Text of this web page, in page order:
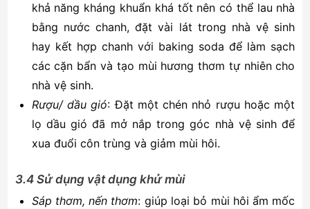
khả năng kháng khuẩn khá tốt nên có thể lau nhà
bằng nước chanh, đặt vài lát trong nhà vệ sinh
hay kết hợp chanh với baking soda để làm sạch
các cặn bẩn và tạo mùi hương thơm tự nhiên cho
nhà vệ sinh.
Rượu/ dầu gió: Đặt một chén nhỏ rượu hoặc một
lọ dầu gió đã mở nắp trong góc nhà vệ sinh để
xua đuổi côn trùng và giảm mùi hôi.
3.4 Sử dụng vật dụng khử mùi
Sáp thơm, nến thơm: giúp loại bỏ mùi hôi ẩm mốc